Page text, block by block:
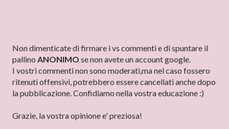
P
o
s
t
a
n
Non dimenticate di firmare i vs commenti e di spuntare il
pallino ANONIMO se non avete un account google.
I vostri commenti non sono moderati,ma nel caso fossero
ritenuti offensivi, potrebbero essere cancellati anche dopo
la pubblicazione. Confidiamo nella vostra educazione :)
Grazie, la vostra opinione e' preziosa!